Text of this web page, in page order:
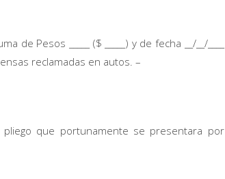
Pesos _____ ($ _____) y de fecha __/__/____
reclamadas en autos. –
que portunamente se presentara por